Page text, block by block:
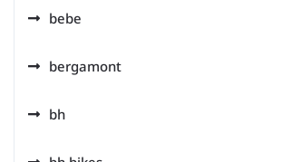
bebe
bergamont
bh